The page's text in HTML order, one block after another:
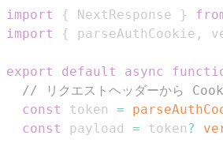
import { NextResponse }
import
{ parseAuthCookie ,
export default async
// リクエストヘッダーから
const
token =
const
payload = token ?